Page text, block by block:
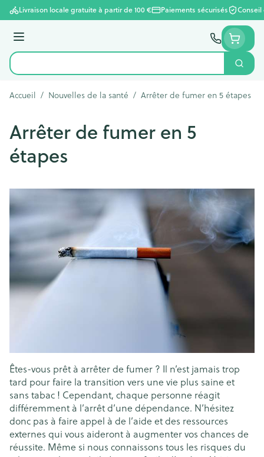
Aller au contenu
Livraison locale gratuite à partir de 100 € Paiements sécurisés
Menu
Rechercher
Accueil / Nouvelles de la santé / Arrêter de fumer en 5 étapes
Arrêter de fumer en 5
étapes
Êtes-vous prêt à arrêter de fumer ? Il n’est jamais trop
tard pour faire la transition vers une vie plus saine et
sans tabac ! Cependant, chaque personne réagit
différemment à l’arrêt d’une dépendance. N’hésitez
donc pas à faire appel à de l’aide et des ressources
externes qui vous aideront à augmenter vos chances de
réussite. Même si nous connaissons tous les risques du